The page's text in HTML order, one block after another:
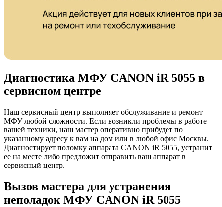
Диагностика МФУ CANON iR 5055 в
сервисном центре
Наш сервисный центр выполняет обслуживание и ремонт
МФУ любой сложности. Если возникли проблемы в работе
вашей техники, наш мастер оперативно прибудет по
указанному адресу к вам на дом или в любой офис Москвы.
Диагностирует поломку аппарата CANON iR 5055, устранит
ее на месте либо предложит отправить ваш аппарат в
сервисный центр.
Вызов мастера для устранения
неполадок МФУ CANON iR 5055